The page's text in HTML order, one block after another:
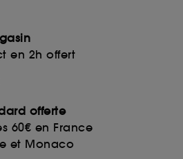
en 2h offert
offerte
60€ en France
et Monaco